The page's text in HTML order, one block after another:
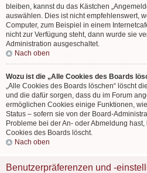
bleiben, kannst du das Kästchen
auswählen. Dies ist nicht empfehlenswert,
Computer, zum Beispiel in einem
nicht zur Verfügung steht, dann wurde sie
Administration ausgeschaltet.
Nach oben
Wozu ist die „Alle Cookies des Boards
„Alle Cookies des Boards löschen“ löscht
und die dafür sorgen, dass du im Forum
ermöglichen Cookies einige Funktionen,
Status – sofern sie von der Board-
Probleme bei der An- oder Abmeldung
Cookies des Boards löscht.
Nach oben
Benutzerpräferenzen und -